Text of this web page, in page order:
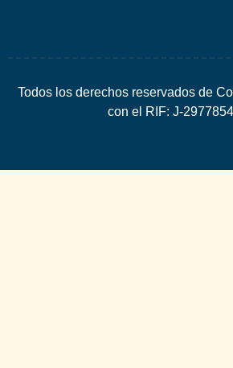
Todos los derechos reservados de
con el RIF: J-